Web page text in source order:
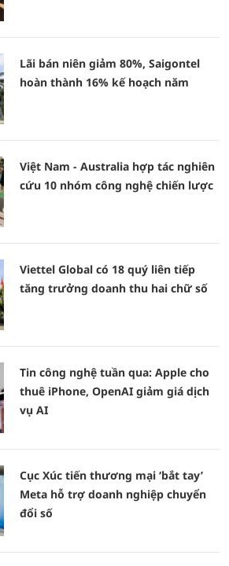
Lãi bán niên giảm 80%, Saigontel
hoàn thành 16% kế hoạch năm
Việt Nam - Australia hợp tác nghiên
cứu 10 nhóm công nghệ chiến lược
Viettel Global có 18 quý liên tiếp
tăng trưởng doanh thu hai chữ số
Tin công nghệ tuần qua: Apple cho
thuê iPhone, OpenAI giảm giá dịch
vụ AI
Cục Xúc tiến thương mại ‘bắt tay’
Meta hỗ trợ doanh nghiệp chuyển
đổi số